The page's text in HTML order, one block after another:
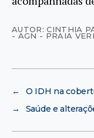
AUTOR: CINTHIA
- AGN - PRAIA
←
O IDH na
→
Saúde e